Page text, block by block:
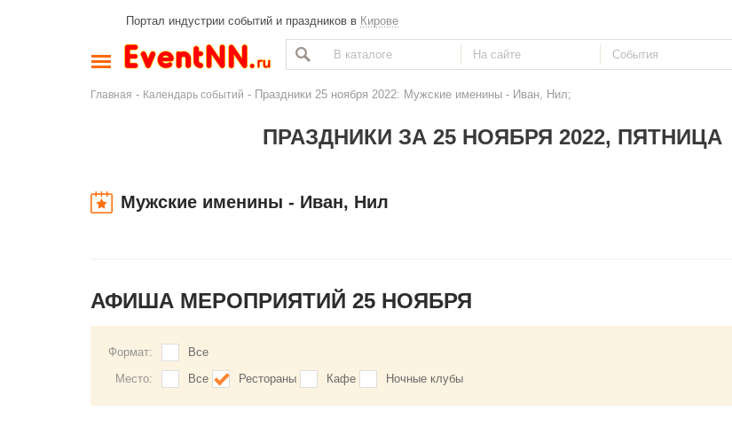
Портал индустрии событий и праздников в Кирове
Главная - Календарь событий - Праздники 25 ноября 2022: Мужские именины - Иван, Нил;
ПРАЗДНИКИ ЗА 25 НОЯБРЯ 2022, ПЯТНИЦА
Мужские именины - Иван, Нил
АФИША МЕРОПРИЯТИЙ 25 НОЯБРЯ
Формат:
Все
Место:
Все Рестораны Кафе Ночные клубы